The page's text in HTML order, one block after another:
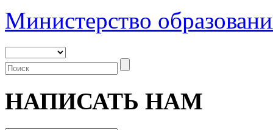
Министерство
НАПИСАТЬ НАМ